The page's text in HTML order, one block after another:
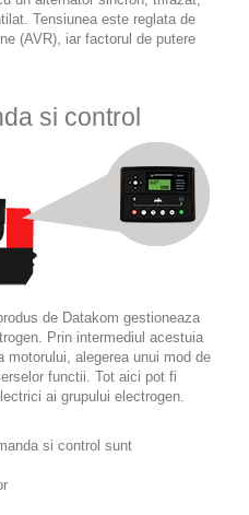
Tensiunea este reglata de
(AVR), iar factorul de putere
si control
de Datakom gestioneaza
Prin intermediul acestuia
motorului, alegerea unui mod de
functii. Tot aici pot fi
ai grupului electrogen.
si control sunt